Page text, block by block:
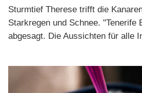
Sturmtief Therese trifft die
Starkregen und Schnee. "Tenerife
abgesagt. Die Aussichten für alle